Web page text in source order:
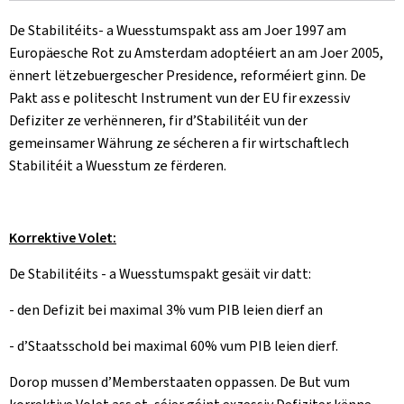
De Stabilitéits- a Wuesstumspakt ass am Joer 1997 am
Europäesche Rot zu Amsterdam adoptéiert an am Joer 2005,
ënnert lëtzebuergescher Presidence, reforméiert ginn. De
Pakt ass e politescht Instrument vun der EU fir exzessiv
Defiziter ze verhënneren, fir d’Stabilitéit vun der
gemeinsamer Währung ze sécheren a fir wirtschaftlech
Stabilitéit a Wuesstum ze fërderen.
Korrektive Volet:
De Stabilitéits - a Wuesstumspakt gesäit vir datt:
- den Defizit bei maximal 3% vum PIB leien dierf an
- d’Staatsschold bei maximal 60% vum PIB leien dierf.
Dorop mussen d’Memberstaaten oppassen. De But vum